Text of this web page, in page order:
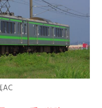
AC